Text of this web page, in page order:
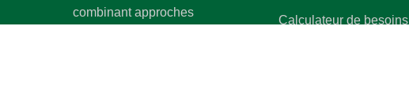
combinant approches
Calculateur de besoins